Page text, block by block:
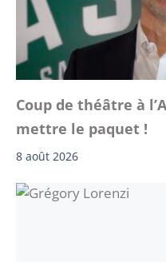
Coup de théâtre à
mettre le paquet !
8 août 2026